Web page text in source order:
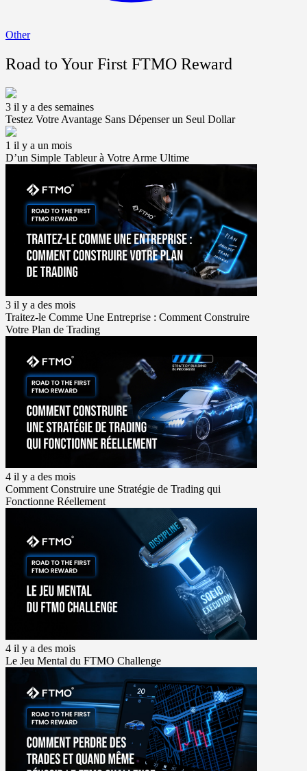
Other
Road to Your First FTMO Reward
3 il y a des semaines
Testez Votre Avantage Sans Dépenser un Seul Dollar
1 il y a un mois
D’un Simple Tableur à Votre Arme Ultime
3 il y a des mois
Traitez-le Comme Une Entreprise : Comment Construire
Votre Plan de Trading
4 il y a des mois
Comment Construire une Stratégie de Trading qui
Fonctionne Réellement
4 il y a des mois
Le Jeu Mental du FTMO Challenge